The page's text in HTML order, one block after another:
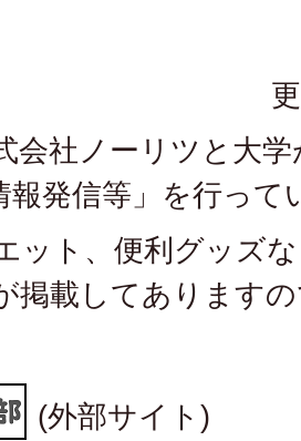
会社ノーリツと大
報発信等」を行って
ット、便利グッズ
掲載してあります
(外部サイト)